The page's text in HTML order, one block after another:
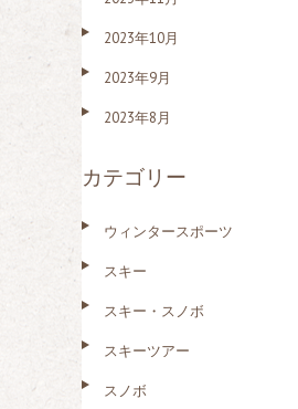
2023年10月
2023年9月
2023年8月
カテゴリー
ウィンタースポーツ
スキー
スキー・スノボ
スキーツアー
スノボ